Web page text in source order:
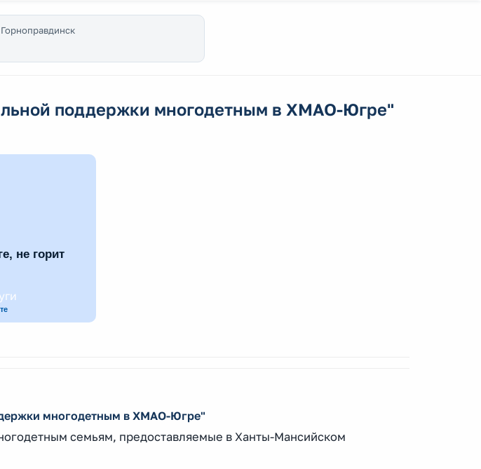
поддержки многодетным в ХМАО-Югре"
не горит
многодетным в ХМАО-Югре"
семьям, предоставляемые в Ханты-Мансийском